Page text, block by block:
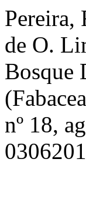
Pereira,
de O.
Bosque
nº 18,